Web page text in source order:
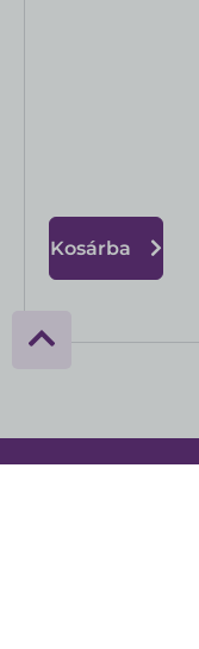
Kosárba